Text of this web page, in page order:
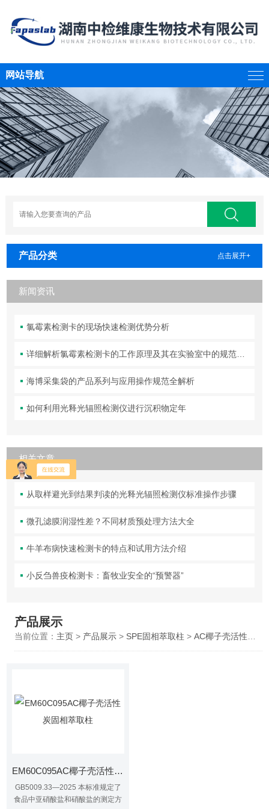
网站导航
产品分类 点击展开+
新闻资讯
氯霉素检测卡的现场快速检测优势分析
详细解析氯霉素检测卡的工作原理及其在实验室中的规范操作与维护方法
海博采集袋的产品系列与应用操作规范全解析
如何利用光释光辐照检测仪进行沉积物定年
相关文章
从取样避光到结果判读的光释光辐照检测仪标准操作步骤
微孔滤膜润湿性差？不同材质预处理方法大全
牛羊布病快速检测卡的特点和试用方法介绍
小反刍兽疫检测卡：畜牧业安全的“预警器”
产品展示
当前位置： 主页> 产品展示> SPE固相萃取柱 > AC椰子壳活性炭固相萃取柱
EM60C095AC椰子壳活性炭固相萃取柱
GB5009.33—2025 本标准规定了
食品中亚硝酸盐和硝酸盐的测定方